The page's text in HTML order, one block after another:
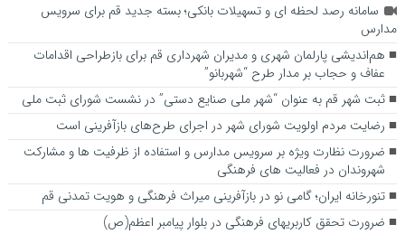
سامانه رصد لحظه ای و تسهیلات بانکی؛ بسته جدید قم برای سرویس
مدارس
هم‌اندیشی پارلمان شهری و مدیران شهرداری قم برای بازطراحی اقدامات
عفاف و حجاب بر مدار طرح “شهربانو”
ثبت شهر قم به عنوان “شهر ملی صنایع دستی” در نشست شورای ثبت ملی
رضایت مردم اولویت شورای شهر در اجرای طرح‌های بازآفرینی است
ضرورت نظارت ویژه بر سرویس مدارس و استفاده از ظرفیت ها و مشارکت
شهروندان در فعالیت های فرهنگی
تنورخانه ایران؛ گامی نو در بازآفرینی میراث فرهنگی و هویت تمدنی قم
ضرورت تحقق کاربری­های فرهنگی در بلوار پیامبر اعظم(ص)